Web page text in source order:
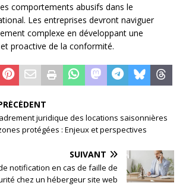
comportements abusifs dans le
Les entreprises devront naviguer
complexe en développant une
proactive de la conformité.
juridique des locations saisonnières
protégées : Enjeux et perspectives
SUIVANT
notification en cas de faille de
chez un hébergeur site web